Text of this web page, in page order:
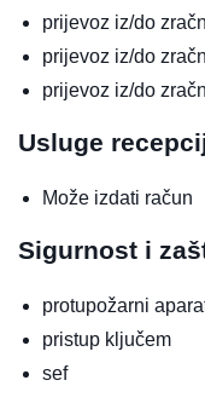
prijevoz iz/do
prijevoz iz/do
prijevoz iz/do
Usluge
Može izdati račun
Sigurnost i
protupožarni
pristup ključem
sef